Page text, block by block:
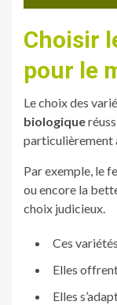
Choisir
pour le
Le choix des
biologique
particulièrement
Par exemple, le
ou encore la
choix judicieux.
Ces
Elles
Elles